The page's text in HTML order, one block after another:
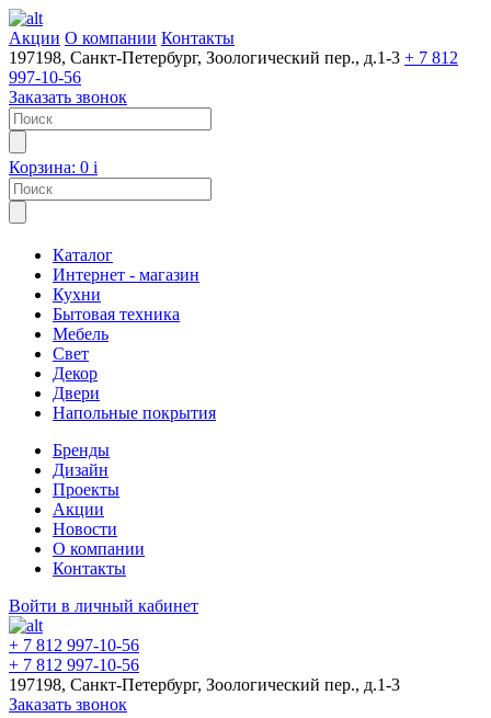
Акции О компании Контакты
197198, Санкт-Петербург, Зоологический пер., д.1-3 + 7 812
997-10-56
Заказать звонок
Корзина: 0 i
Каталог
Интернет - магазин
Кухни
Бытовая техника
Мебель
Свет
Декор
Двери
Напольные покрытия
Бренды
Дизайн
Проекты
Акции
Новости
О компании
Контакты
Войти в личный кабинет
+ 7 812 997-10-56
+ 7 812 997-10-56
197198, Санкт-Петербург, Зоологический пер., д.1-3
Заказать звонок